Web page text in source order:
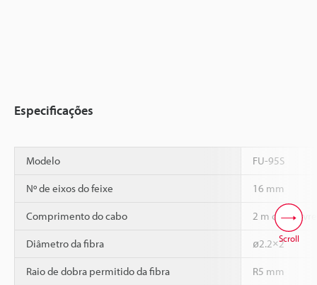
Especificações
Modelo FU-95S
Nº de eixos do feixe 16 mm
Comprimento do cabo 2 m corte livre
Diâmetro da fibra ø2.2×2
Raio de dobra permitido da fibra R5 mm
Scroll